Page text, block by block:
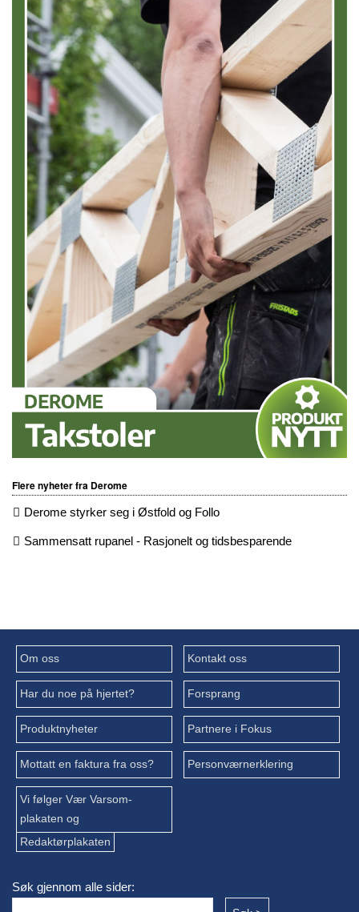
Flere nyheter fra Derome
Derome styrker seg i Østfold og Follo
Sammensatt rupanel - Rasjonelt og tidsbesparende
Om oss Kontakt oss
Har du noe på hjertet? Forsprang
Produktnyheter Partnere i Fokus
Mottatt en faktura fra oss? Personværnerklering
Vi følger Vær Varsom-
plakaten og
Redaktørplakaten
Søk gjennom alle sider: